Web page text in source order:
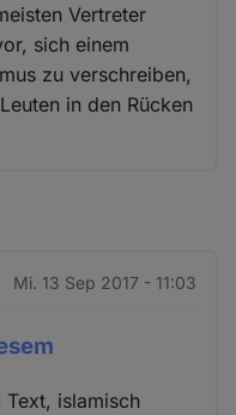
Vertreter
sich einem
zu verschreiben,
in den Rücken
Mi. 13 Sep 2017 - 11:03
Text, islamisch